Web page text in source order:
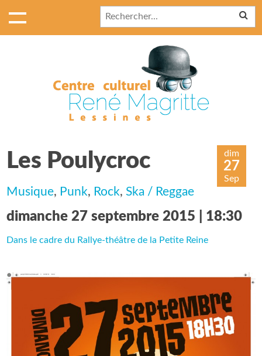
Les Poulycroc dim
27
Sep
Musique, Punk, Rock,Ska / Reggae
dimanche 27 septembre 2015 | 18:30
Dans le cadre du Rallye-théâtre de la Petite Reine